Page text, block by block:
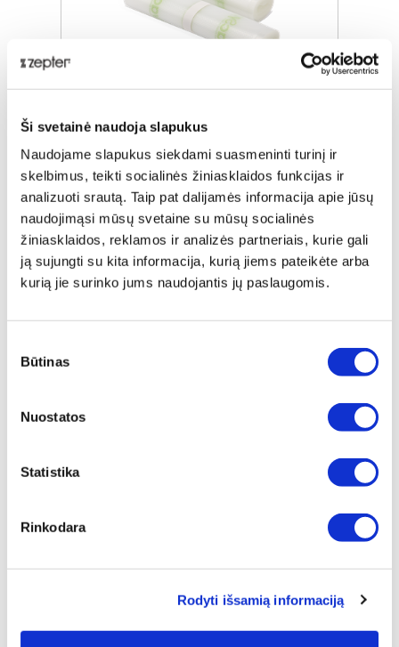
Ši svetainė naudoja slapukus
Naudojame slapukus siekdami suasmeninti turinį ir
skelbimus, teikti socialinės žiniasklaidos funkcijas ir
analizuoti srautą. Taip pat dalijamės informacija apie jūsų
naudojimąsi mūsų svetaine su mūsų socialinės
žiniasklaidos, reklamos ir analizės partneriais, kurie gali
ją sujungti su kita informacija, kurią jiems pateikėte arba
kurią jie surinko jums naudojantis jų paslaugomis.
pasirinkimas
Būtinas
Nuostatos
Statistika
Rinkodara
Rodyti išsamią informaciją
VACSY® PAKAVIMO MAIŠELIAI
Įprasta kaina € 13,00
ZepterClubⓘkaina
Prisijunkite ir pirkite
nuo -5% iki -40%
VACSY BAG ROLLS (300 X 28 CM)
Įprasta kaina € 17,00